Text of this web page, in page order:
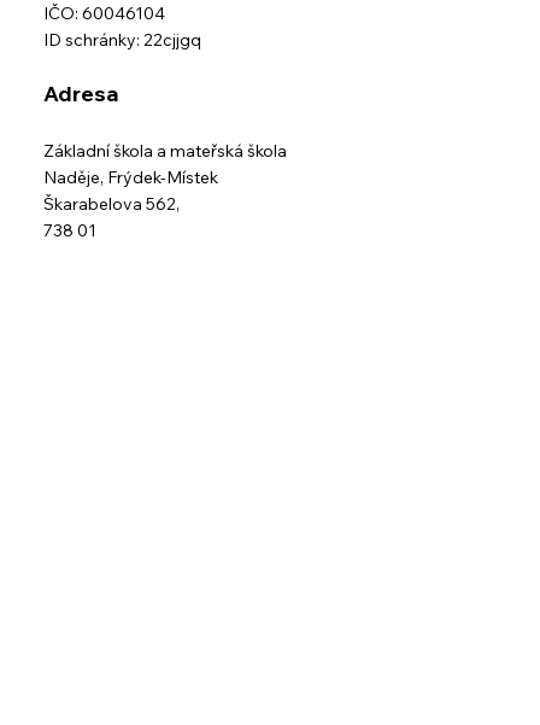
IČO: 60046104
ID schránky: 22cjjgq
Adresa
Základní škola a mateřská škola
Naděje, Frýdek-Místek
Škarabelova 562,
738 01